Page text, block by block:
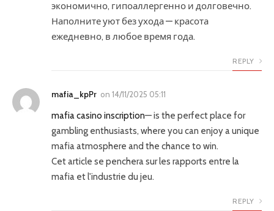
экономично, гипоаллергенно и долговечно.
Наполните уют без ухода — красота
ежедневно, в любое время года.
REPLY
mafia_kpPr on 14/11/2025 05:11
mafia casino inscription— is the perfect place for
gambling enthusiasts, where you can enjoy a unique
mafia atmosphere and the chance to win.
Cet article se penchera sur les rapports entre la
mafia et l'industrie du jeu.
REPLY